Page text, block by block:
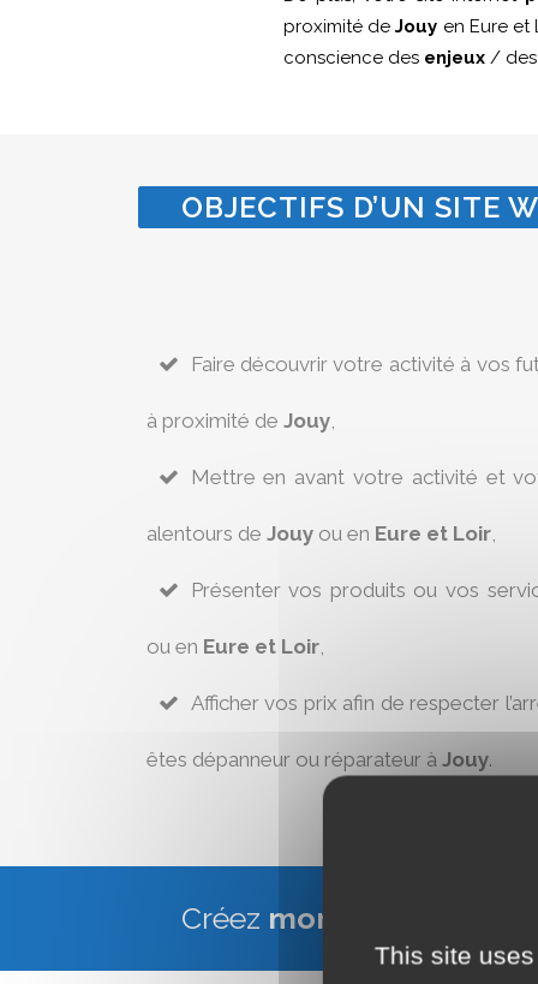
proximité deJouy en Eure et
conscience des enjeux / des
OBJECTIFS D’UN SITE
Faire découvrir votre activité à vos
à proximité de Jouy,
Mettre en avant votre activité et
alentours de Jouyou en Eure et Loir,
Présenter vos produits ou vos
ou en Eure et Loir,
Afficher vos prix afin de respecter
êtes dépanneur ou réparateur à Jouy.
Créez mon site Web
This site